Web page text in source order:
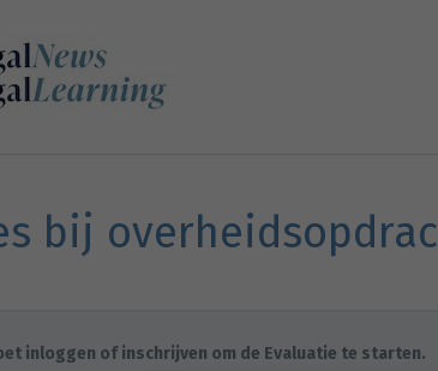
bij
inloggen of inschrijven om de Evaluatie te starten.